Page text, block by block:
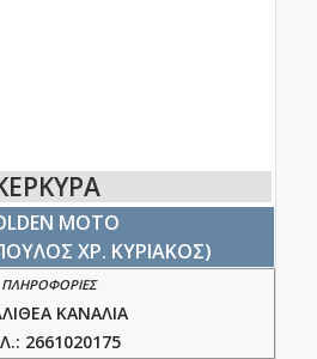
MOTO
ΧΡ. ΚΥΡΙΑΚΟΣ)
ΚΑΝΑΛΙΑ
2661020175